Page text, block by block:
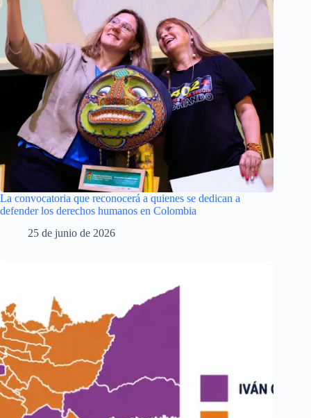
La convocatoria que reconocerá a quienes se dedican a
defender los derechos humanos en Colombia
25 de junio de 2026